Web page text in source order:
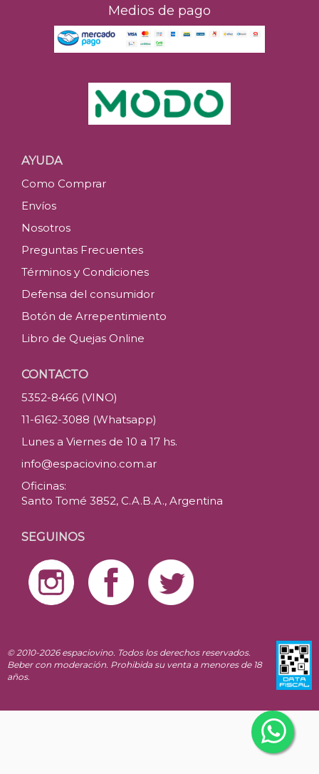
Medios de pago
AYUDA
Como Comprar
Envíos
Nosotros
Preguntas Frecuentes
Términos y Condiciones
Defensa del consumidor
Botón de Arrepentimiento
Libro de Quejas Online
CONTACTO
5352-8466 (VINO)
11-6162-3088 (Whatsapp)
Lunes a Viernes de 10 a 17 hs.
info@espaciovino.com.ar
Oficinas:
Santo Tomé 3852, C.A.B.A., Argentina
SEGUINOS
© 2010-2026 espaciovino. Todos los derechos reservados.
Beber con moderación. Prohibida su venta a menores de 18
años.